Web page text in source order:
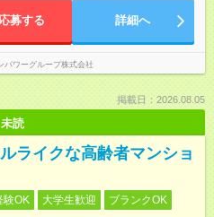
応募する 詳細へ
パワーグループ株式会社
掲載日：2026.08.05
未読
ライクな高齢者マンショ
験OK 大学生歓迎
ブランクOK